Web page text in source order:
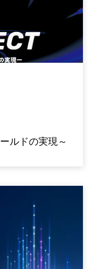
ルドの実現～